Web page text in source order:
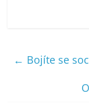
← Bojíte se